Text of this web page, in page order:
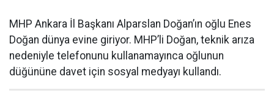
MHP Ankara İl Başkanı Alparslan Doğan’ın oğlu Enes
Doğan dünya evine giriyor. MHP’li Doğan, teknik arıza
nedeniyle telefonunu kullanamayınca oğlunun
düğününe davet için sosyal medyayı kullandı.